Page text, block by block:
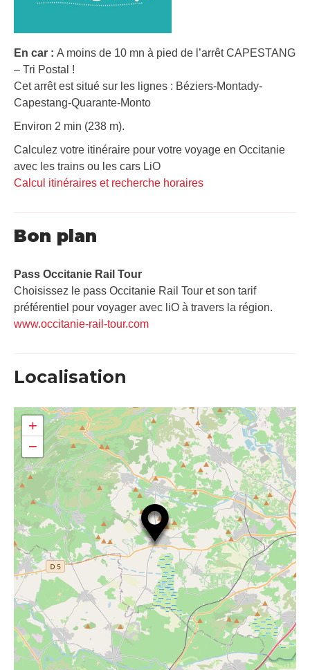
En car : A moins de 10 mn à pied de l’arrêt CAPESTANG
– Tri Postal !
Cet arrêt est situé sur les lignes : Béziers-Montady-
Capestang-Quarante-Monto
Environ 2 min (238 m).
Calculez votre itinéraire pour votre voyage en Occitanie
avec les trains ou les cars LiO
Calcul itinéraires et recherche horaires
Bon plan
Pass Occitanie Rail Tour​
Choisissez le pass Occitanie Rail Tour et son tarif
préférentiel pour voyager avec liO à travers la région.
www.occitanie-rail-tour.com
Localisation
+
−